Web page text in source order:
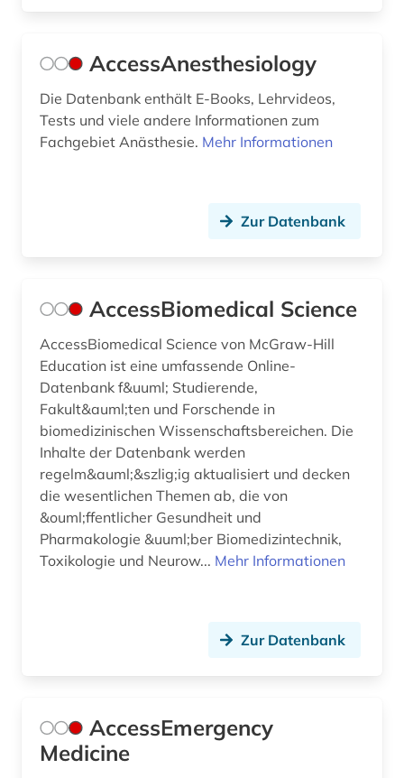
bücher (1)
cell biology (1)
chemische formel (1)
chemische reaktion (1)
chemische verbindungen (1)
chemistry (1)
china (3)
chinesische medizin (1)
chirurgie (8)
chirurgie orthopädie unfallchirurgie (1)
chromosom (1)
AccessAnesthesiology
Die Datenbank enthält E-Books, Lehrvideos,
Tests und viele andere Informationen zum
Fachgebiet Anästhesie. Mehr Informationen
Zur Datenbank
AccessBiomedical Science
AccessBiomedical Science von McGraw-Hill
Education ist eine umfassende Online-
Datenbank f&uuml; Studierende,
Fakult&auml;ten und Forschende in
biomedizinischen Wissenschaftsbereichen. Die
Inhalte der Datenbank werden
regelm&auml;&szlig;ig aktualisiert und decken
die wesentlichen Themen ab, die von
&ouml;ffentlicher Gesundheit und
Pharmakologie &uuml;ber Biomedizintechnik,
Toxikologie und Neurow... Mehr Informationen
Zur Datenbank
AccessEmergency
Medicine